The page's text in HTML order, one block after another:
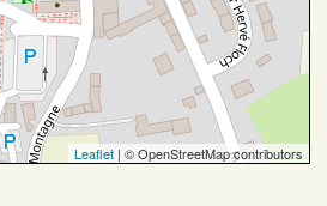
Leaflet | © OpenStreetMap contributors